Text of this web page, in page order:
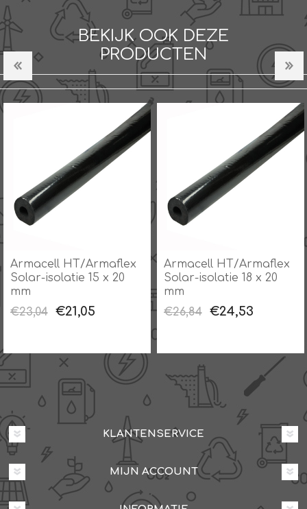
BEKIJK OOK DEZE
PRODUCTEN
Armacell HT/Armaflex
Solar-isolatie 15 x 20
mm
€23,04
€21,05
Armacell HT/Armaflex
Solar-isolatie 18 x 20
mm
€26,84
€24,53
KLANTENSERVICE
MIJN ACCOUNT